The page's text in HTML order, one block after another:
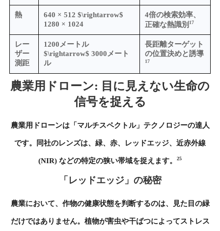
熱
640 × 512 $\rightarrow$
1280 × 1024
4倍の検索効率、
正確な熱識別 17
レー
ザー
測距
1200メートル
$\rightarrow$ 3000メート
ル
長距離ターゲット
の位置決めと誘導
17
農業用ドローン: 目に見えない生命の
信号を捉える
農業用ドローンは「マルチスペクトル」テクノロジーの達人
です。同社のレンズは、緑、赤、レッドエッジ、近赤外線
(NIR) などの特定の狭い帯域を捉えます。 25
「レッドエッジ」の秘密
農業において、作物の健康状態を判断するのは、見た目の緑
だけではありません。植物が害虫や干ばつによってストレス